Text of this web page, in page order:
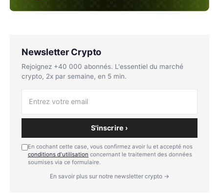
Newsletter Crypto
Rejoignez +40 000 abonnés. L'essentiel du marché
crypto, 2x par semaine, en 5 min.
S'inscrire ›
En cochant cette case, vous confirmez avoir lu et accepté nos
conditions d'utilisation concernant le traitement des données
soumises via ce formulaire.
En savoir plus sur notre newsletter crypto →